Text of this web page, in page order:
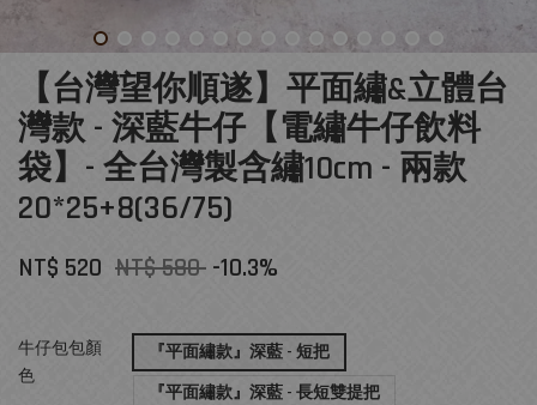
【台灣望你順遂】平面繡&立體台
灣款 - 深藍牛仔【電繡牛仔飲料
袋】- 全台灣製含繡10cm - 兩款
20*25+8(36/75)
NT$ 520 NT$ 580 -10.3%
牛仔包包顏
色
『平面繡款』深藍 - 短把
『平面繡款』深藍 - 長短雙提把